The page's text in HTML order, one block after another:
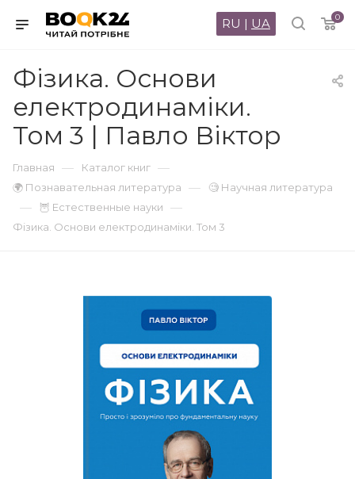
0
RU | UA
Фізика. Основи
електродинаміки.
Том 3 | Павло Віктор
Главная — Каталог книг —
🌍 Познавательная литература — 🧐 Научная литература
— 🦉 Естественные науки —
Фізика. Основи електродинаміки. Том 3